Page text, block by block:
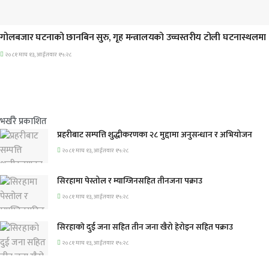
गोलबजार घटनाको छानबिन सुरु, गृह मन्त्रालयको उच्चस्तरीय टोली घटनास्थलमा
२०८१ माघ १३, आईतवार १५:२८
भर्खरै प्रकाशित
प्रहरीबाट सम्पत्ति शुद्धीकरणका २८ मुद्दामा अनुसन्धान र अभियोजन
२०८१ माघ १३, आईतवार १५:२८
सिरहामा पेस्तोल र म्याग्जिनसहित तीनजना पक्राउ
२०८१ माघ १३, आईतवार १५:२८
सिरहाकाे दुई जना सहित तीन जना खैरो हेरोइन सहित पक्राउ
२०८१ माघ १३, आईतवार १५:२८